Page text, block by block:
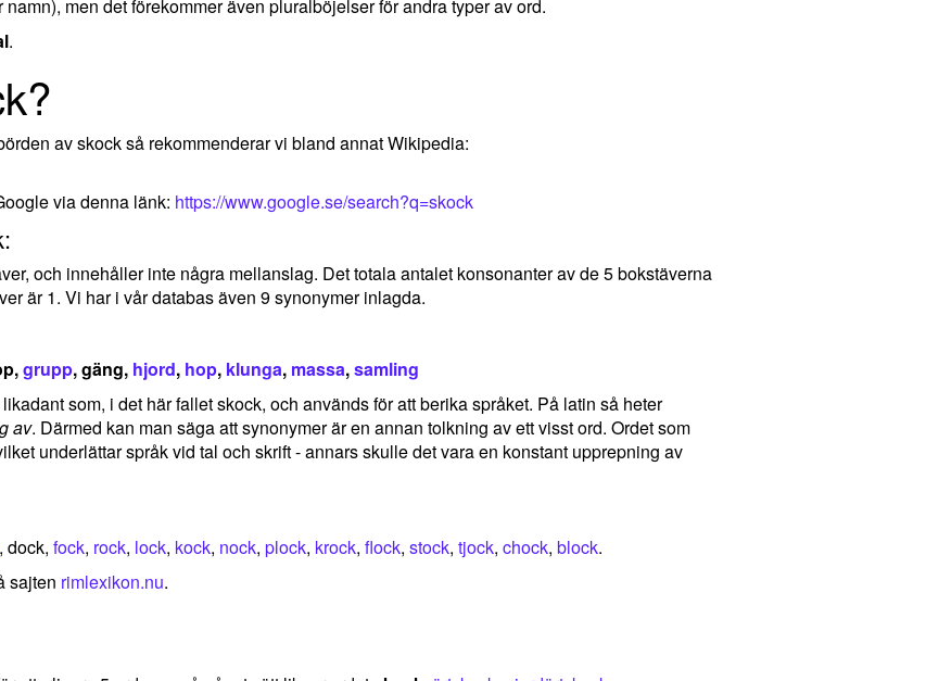
men det förekommer även pluralböjelser för andra typer av ord.
.
av skock så rekommenderar vi bland annat Wikipedia:
via denna länk: https://www.google.se/search?q=skock
och innehåller inte några mellanslag. Det totala antalet konsonanter av de 5 bokstäverna
är 1. Vi har i vår databas även 9 synonymer inlagda.
grupp, gäng, hjord, hop, klunga, massa,samling
som, i det här fallet skock, och används för att berika språket. På latin så heter
av. Därmed kan man säga att synonymer är en annan tolkning av ett visst ord. Ordet som
underlättar språk vid tal och skrift - annars skulle det vara en konstant upprepning av
, dock, fock, rock, lock, kock, nock, plock, krock, flock, stock, tjock, chock, block.
sajten rimlexikon.nu.